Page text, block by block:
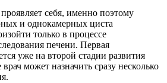
себя, именно поэтому
и однокамерных циста
только в процессе
печени. Первая
уже на второй стадии развития
может назначить сразу несколько